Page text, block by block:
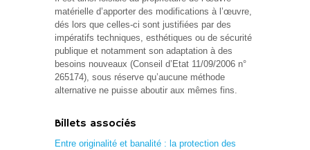
matérielle d’apporter des modifications à l’œuvre,
dés lors que celles-ci sont justifiées par des
impératifs techniques, esthétiques ou de sécurité
publique et notamment son adaptation à des
besoins nouveaux (Conseil d’Etat 11/09/2006 n°
265174), sous réserve qu’aucune méthode
alternative ne puisse aboutir aux mêmes fins.
Billets associés
Entre originalité et banalité : la protection des